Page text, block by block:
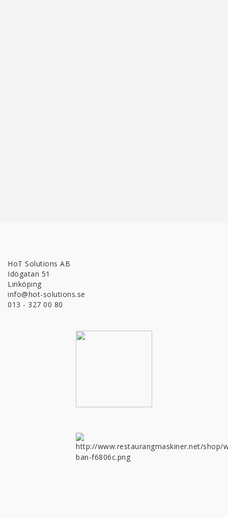
HoT Solutions AB
Idögatan 51
Linköping
info@hot-solutions.se
013 - 327 00 80